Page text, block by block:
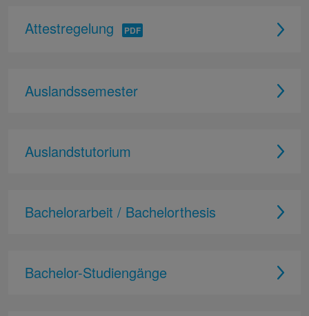
Attestregelung
Auslandssemester
Auslandstutorium
Bachelorarbeit / Bachelorthesis
Bachelor-Studiengänge